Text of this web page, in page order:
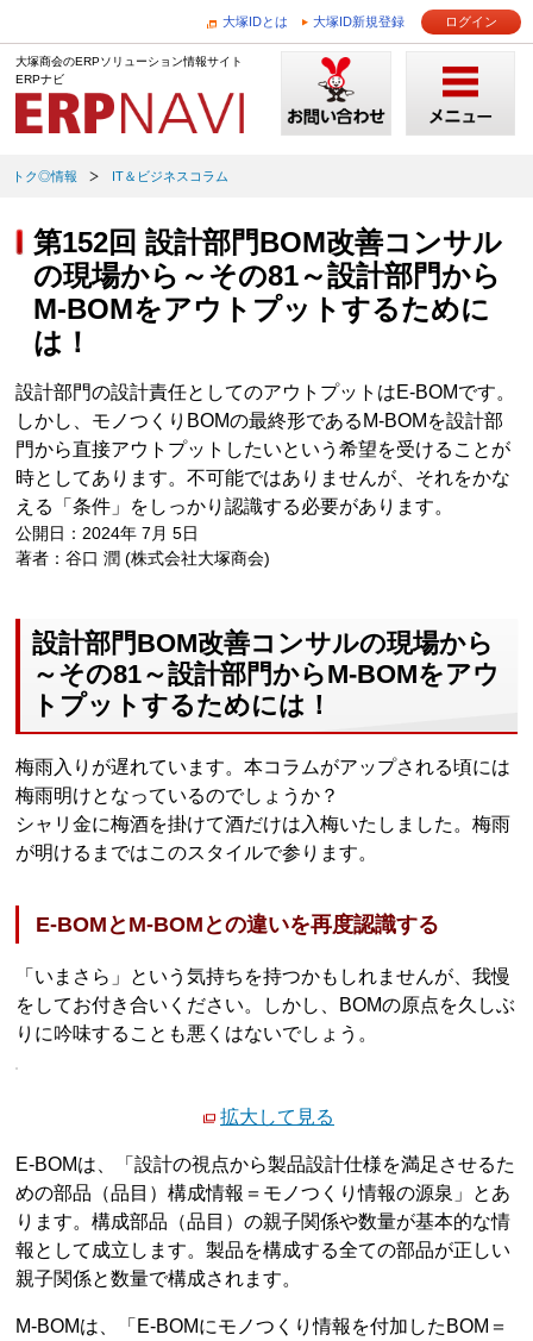
大塚IDとは 大塚ID新規登録 ログイン
大塚商会のERPソリューション情報サイト
ERPナビ
トク◎情報 IT＆ビジネスコラム
第152回 設計部門BOM改善コンサル
の現場から～その81～設計部門から
M-BOMをアウトプットするために
は！
設計部門の設計責任としてのアウトプットはE-BOMです。
しかし、モノつくりBOMの最終形であるM-BOMを設計部
門から直接アウトプットしたいという希望を受けることが
時としてあります。不可能ではありませんが、それをかな
える「条件」をしっかり認識する必要があります。
公開日：2024年 7月 5日
著者：谷口 潤 (株式会社大塚商会)
設計部門BOM改善コンサルの現場から
～その81～設計部門からM-BOMをアウ
トプットするためには！
梅雨入りが遅れています。本コラムがアップされる頃には
梅雨明けとなっているのでしょうか？
シャリ金に梅酒を掛けて酒だけは入梅いたしました。梅雨
が明けるまではこのスタイルで参ります。
E-BOMとM-BOMとの違いを再度認識する
「いまさら」という気持ちを持つかもしれませんが、我慢
をしてお付き合いください。しかし、BOMの原点を久しぶ
りに吟味することも悪くはないでしょう。
拡大して見る
E-BOMは、「設計の視点から製品設計仕様を満足させるた
めの部品（品目）構成情報＝モノつくり情報の源泉」とあ
ります。構成部品（品目）の親子関係や数量が基本的な情
報として成立します。製品を構成する全ての部品が正しい
親子関係と数量で構成されます。
M-BOMは、「E-BOMにモノつくり情報を付加したBOM＝